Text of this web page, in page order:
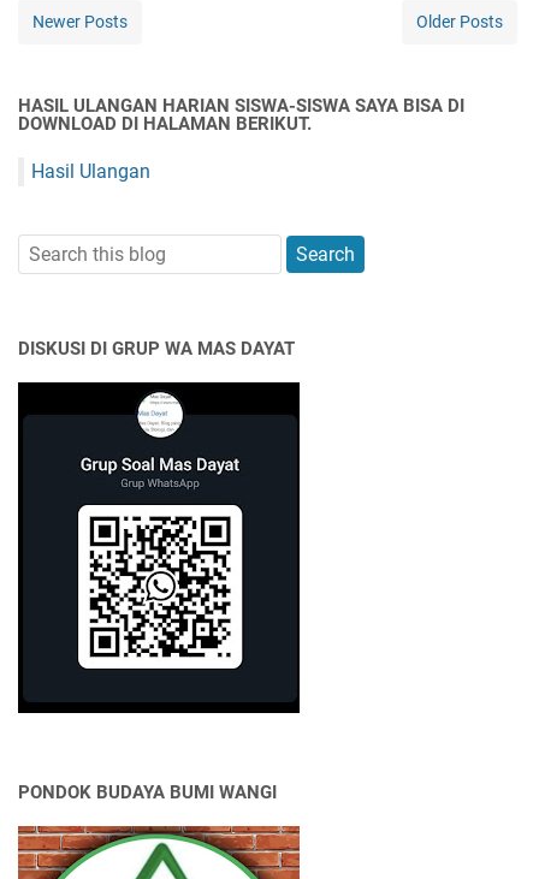
Newer Posts Older Posts
HASIL ULANGAN HARIAN SISWA-SISWA SAYA BISA DI
DOWNLOAD DI HALAMAN BERIKUT.
Hasil Ulangan
DISKUSI DI GRUP WA MAS DAYAT
PONDOK BUDAYA BUMI WANGI